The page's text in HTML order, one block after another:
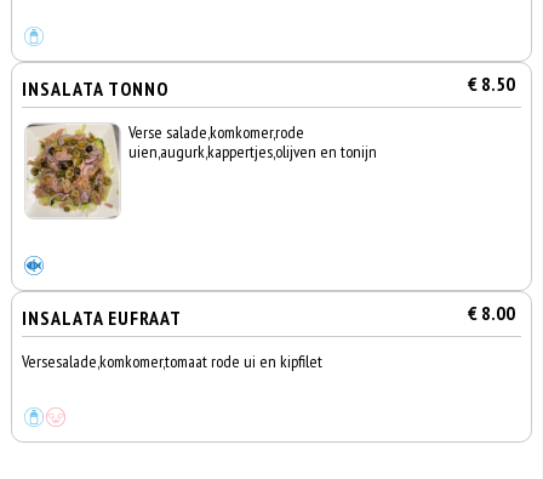
INSALATA TONNO € 8.50
Verse salade,komkomer,rode
uien,augurk,kappertjes,olijven en tonijn
INSALATA EUFRAAT € 8.00
Versesalade,komkomer,tomaat rode ui en kipfilet